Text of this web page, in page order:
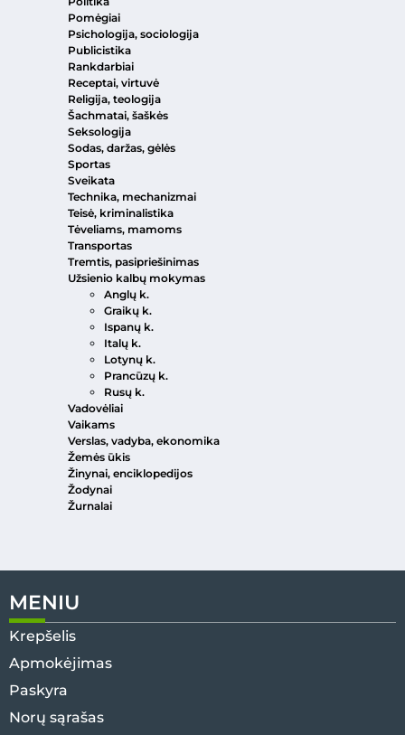
Pomėgiai
Psichologija, sociologija
Publicistika
Rankdarbiai
Receptai, virtuvė
Religija, teologija
Šachmatai, šaškės
Seksologija
Sodas, daržas, gėlės
Sportas
Sveikata
Technika, mechanizmai
Teisė, kriminalistika
Tėveliams, mamoms
Transportas
Tremtis, pasipriešinimas
Užsienio kalbų mokymas
Anglų k.
Graikų k.
Ispanų k.
Italų k.
Lotynų k.
Prancūzų k.
Rusų k.
Vadovėliai
Vaikams
Verslas, vadyba, ekonomika
Žemės ūkis
Žinynai, enciklopedijos
Žodynai
Žurnalai
MENIU
Krepšelis
Apmokėjimas
Paskyra
Norų sąrašas